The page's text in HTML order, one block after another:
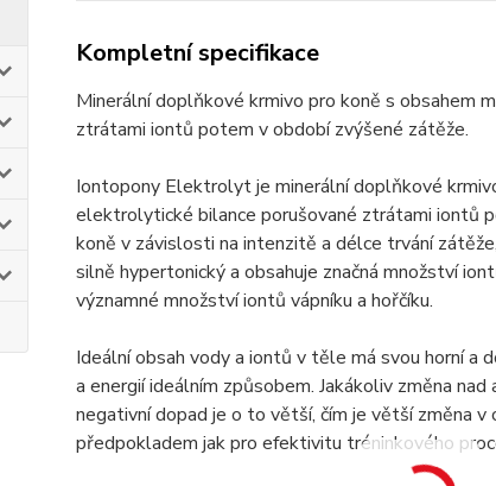
Kompletní specifikace
Minerální doplňkové krmivo pro koně s obsahem
ztrátami iontů potem v období zvýšené zátěže.
Iontopony Elektrolyt je minerální doplňkové
elektrolytické bilance porušované ztrátami iontů
koně v závislosti na intenzitě a délce trvání
silně hypertonický a obsahuje značná množství
významné množství iontů vápníku a hořčíku.
Ideální obsah vody a iontů v těle má svou horní a
a energií ideálním způsobem. Jakákoliv změna
negativní dopad je o to větší, čím je větší změna
předpokladem jak pro efektivitu tréninkového